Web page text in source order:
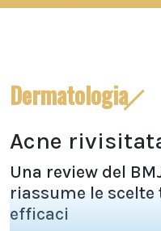
Dermatologia
Acne
Una review del
riassume le
efficaci